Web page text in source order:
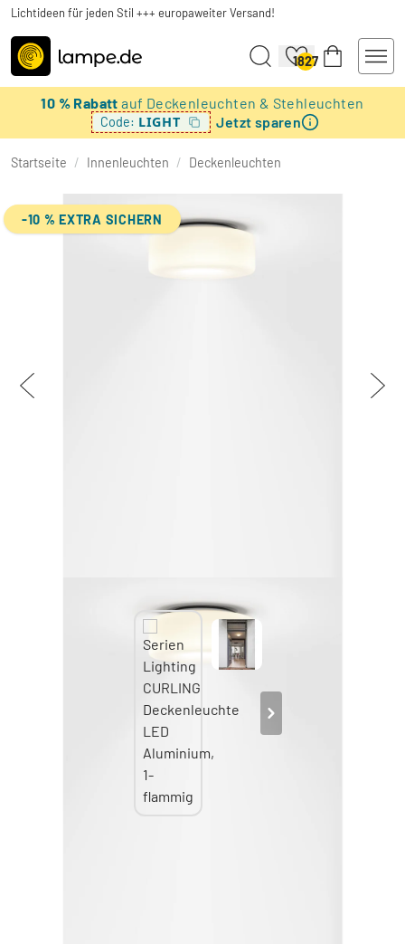
Lichtideen für jeden Stil +++ europaweiter Versand!
1827
10 % Rabattauf Deckenleuchten & Stehleuchten
Code: LIGHT Jetzt sparen
Startseite / Innenleuchten / Deckenleuchten
-10 % EXTRA SICHERN